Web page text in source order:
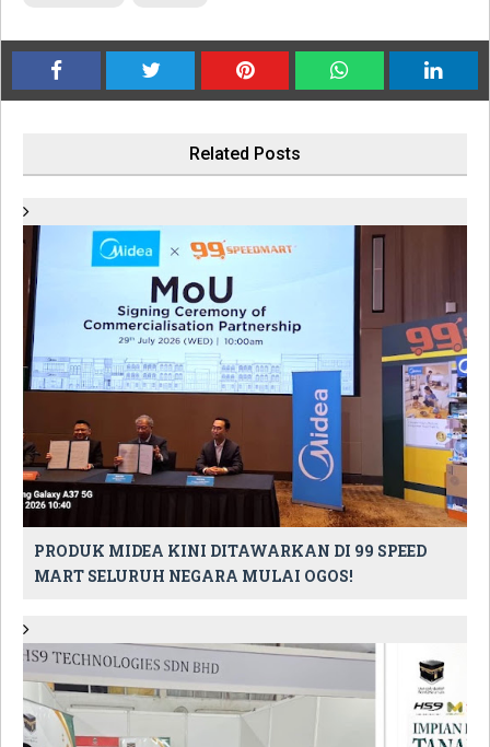
Related Posts
PRODUK MIDEA KINI DITAWARKAN DI 99 SPEED
MART SELURUH NEGARA MULAI OGOS!